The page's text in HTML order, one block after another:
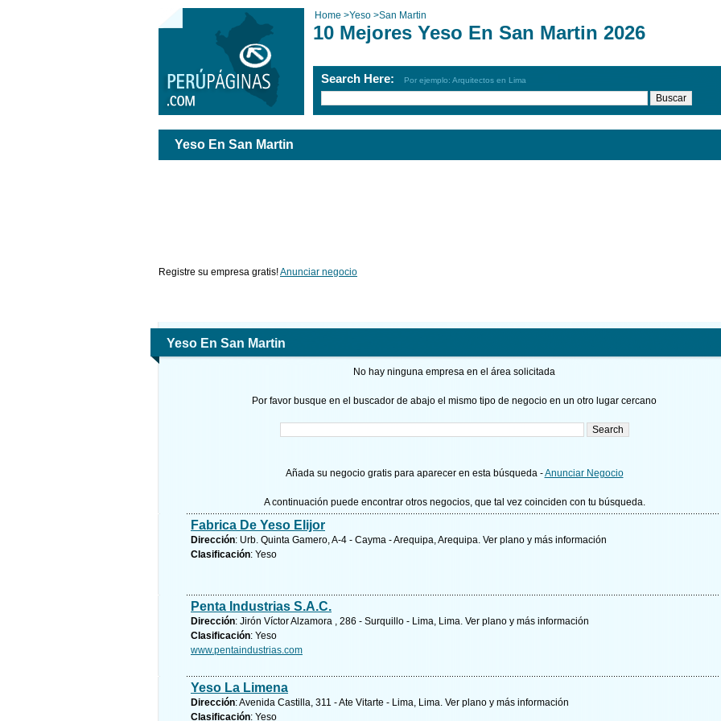
Home >Yeso >San Martin
10 Mejores Yeso En San Martin 2026
Search Here: Por ejemplo: Arquitectos en Lima
Yeso En San Martin
Registre su empresa gratis!Anunciar negocio
Yeso En San Martin
No hay ninguna empresa en el área solicitada
Por favor busque en el buscador de abajo el mismo tipo de negocio en un otro lugar cercano
Añada su negocio gratis para aparecer en esta búsqueda -Anunciar Negocio
A continuación puede encontrar otros negocios, que tal vez coinciden con tu búsqueda.
Fabrica De Yeso Elijor
Dirección: Urb. Quinta Gamero, A-4 - Cayma - Arequipa, Arequipa. Ver plano y más información
Clasificación: Yeso
Penta Industrias S.A.C.
Dirección: Jirón Víctor Alzamora , 286 - Surquillo - Lima, Lima. Ver plano y más información
Clasificación: Yeso
www.pentaindustrias.com
Yeso La Limena
Dirección: Avenida Castilla, 311 - Ate Vitarte - Lima, Lima. Ver plano y más información
Clasificación: Yeso